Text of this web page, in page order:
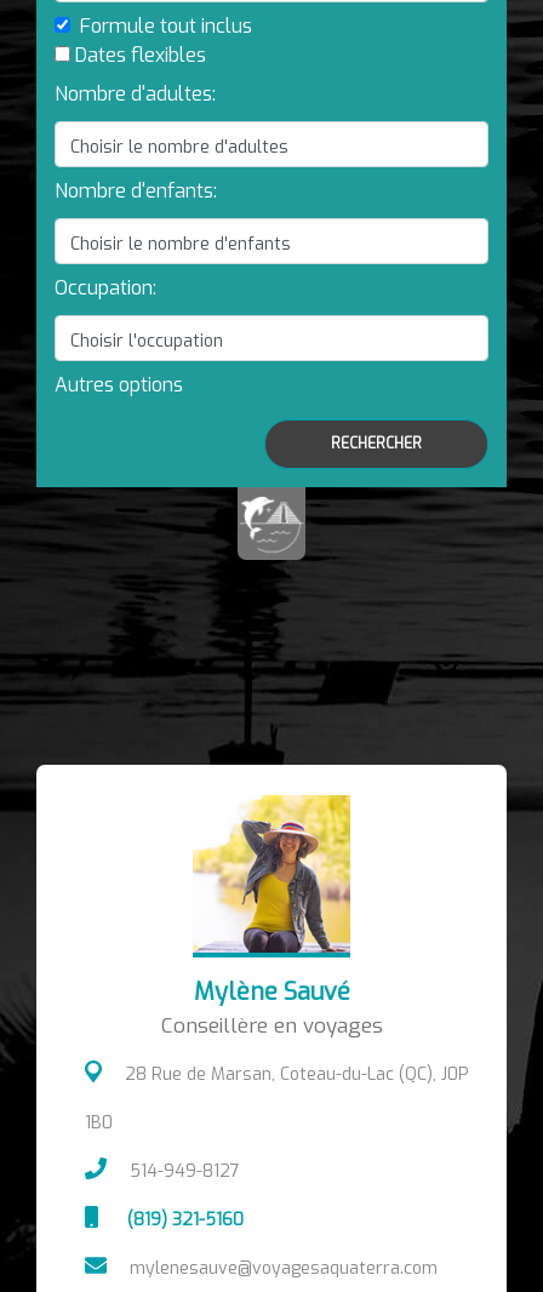
Formule tout inclus
Dates flexibles
Nombre d'adultes:
Nombre d'enfants:
Occupation:
Autres options
RECHERCHER
Mylène Sauvé
Conseillère en voyages
28 Rue de Marsan, Coteau-du-Lac (QC), J0P
1B0
514-949-8127
(819) 321-5160
mylenesauve@voyagesaquaterra.com